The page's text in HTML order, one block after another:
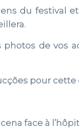
du festival
photos de vos
pour
face à